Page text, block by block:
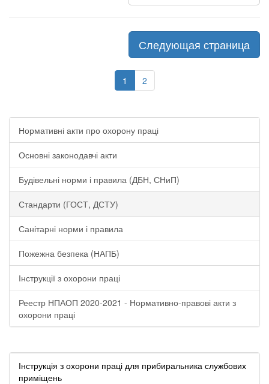
Следующая страница
1 2
Нормативні акти про охорону праці
Основні законодавчі акти
Будівельні норми і правила (ДБН, СНиП)
Стандарти (ГОСТ, ДСТУ)
Санітарні норми і правила
Пожежна безпека (НАПБ)
Інструкції з охорони праці
Реестр НПАОП 2020-2021 - Нормативно-правові акти з
охорони праці
Інструкція з охорони праці для прибиральника службових
приміщень